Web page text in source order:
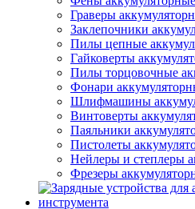
Граверы
Заклепочники
Пилы цепные
Гайковерты
Пилы торцовочные
Фонари
Шлифмашины
Винтоверты
Паяльники
Пистолеты
Нейлеры и степлеры
Фрезеры